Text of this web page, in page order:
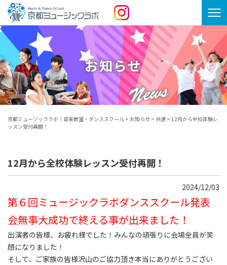
お知らせ
京都ミュージックラボ｜音楽教室・ダンススクール > お知らせ > 共通 > 12月から全校体験レ
ッスン受付再開！
12月から全校体験レッスン受付再開！
2024/12/03
第６回ミュージックラボダンススクール発表
会無事大成功で終える事が出来ました！
出演者の皆様、お疲れ様でした！みんなの頑張りに会場全員が笑
顔になりました！
そして、ご家族の皆様沢山のご協力頂き本当にありがとうござい